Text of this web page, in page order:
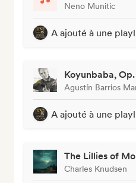
Neno Munitic
A ajouté à une
Koyunbaba,
Agustín Barrios
A ajouté à une
The Lillies of
Charles Knudsen